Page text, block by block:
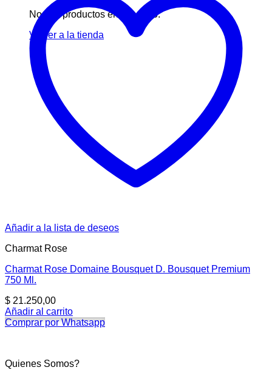
No hay productos en el carrito.
Volver a la tienda
Añadir a la lista de deseos
Charmat Rose
Charmat Rose Domaine Bousquet D. Bousquet Premium
750 Ml.
$ 21.250,00
Añadir al carrito
Comprar por Whatsapp
Quienes Somos?